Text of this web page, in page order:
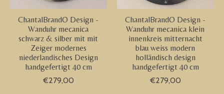
ChantalBrandO Design -
Wanduhr mecanica
schwarz & silber mit mit
Zeiger modernes
niederlandisches Design
handgefertigt 40 cm
€279,00
ChantalBrandO Design -
Wanduhr mecanica klein
innenkreis mitternacht
blau weiss modern
holländisch design
handgefertigt 40 cm
€279,00